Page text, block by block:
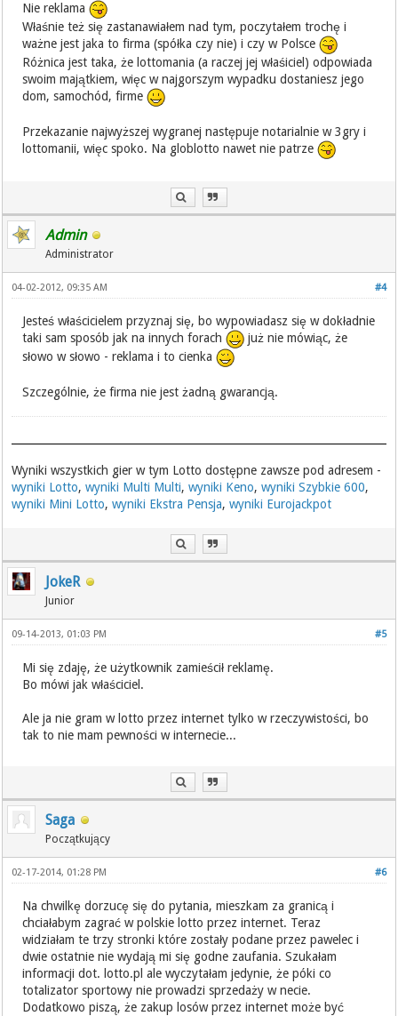
Nie reklama
Właśnie też się zastanawiałem nad tym, poczytałem trochę i
ważne jest jaka to firma (spółka czy nie) i czy w Polsce
Różnica jest taka, że lottomania (a raczej jej właśiciel) odpowiada
swoim majątkiem, więc w najgorszym wypadku dostaniesz jego
dom, samochód, firme
Przekazanie najwyższej wygranej następuje notarialnie w 3gry i
lottomanii, więc spoko. Na globlotto nawet nie patrze
Admin
Administrator
#4
04-02-2012, 09:35 AM
Jesteś właścicielem przyznaj się, bo wypowiadasz się w dokładnie
taki sam sposób jak na innych forach
już nie mówiąc, że
słowo w słowo - reklama i to cienka
Szczególnie, że firma nie jest żadną gwarancją.
Wyniki wszystkich gier w tym Lotto dostępne zawsze pod adresem -
wyniki Lotto,wyniki Multi Multi,wyniki Keno,wyniki Szybkie 600,
wyniki Mini Lotto,wyniki Ekstra Pensja,wyniki Eurojackpot
JokeR
Junior
#5
09-14-2013, 01:03 PM
Mi się zdaję, że użytkownik zamieścił reklamę.
Bo mówi jak właściciel.
Ale ja nie gram w lotto przez internet tylko w rzeczywistości, bo
tak to nie mam pewności w internecie...
Saga
Początkujący
#6
02-17-2014, 01:28 PM
Na chwilkę dorzucę się do pytania, mieszkam za granicą i
chciałabym zagrać w polskie lotto przez internet. Teraz
widziałam te trzy stronki które zostały podane przez pawelec i
dwie ostatnie nie wydają mi się godne zaufania. Szukałam
informacji dot. lotto.pl ale wyczytałam jedynie, że póki co
totalizator sportowy nie prowadzi sprzedaży w necie.
Dodatkowo piszą, że zakup losów przez internet może być